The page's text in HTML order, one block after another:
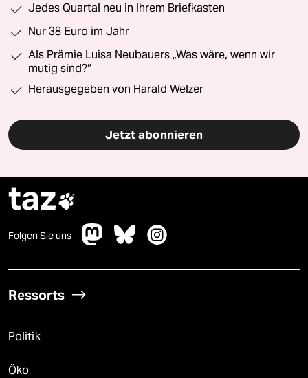
Jedes Quartal neu in Ihrem Briefkasten
Nur 38 Euro im Jahr
Als Prämie Luisa Neubauers „Was wäre, wenn wir
mutig sind?“
Herausgegeben von Harald Welzer
Jetzt abonnieren
taz
Folgen Sie uns
Ressorts
Politik
Öko